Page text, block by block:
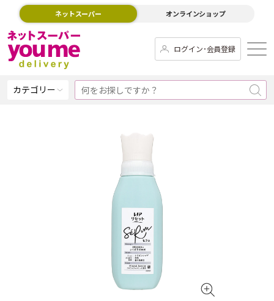
ネットスーパー オンラインショップ
ログイン･会員登録
カテゴリー